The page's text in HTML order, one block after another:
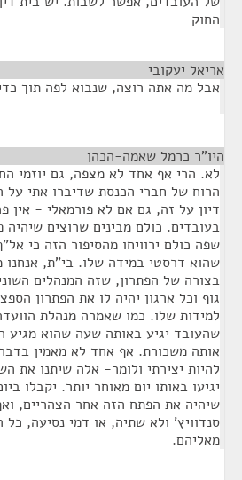
החוק - -
אריאל יעקובי
אבל מה אתה רוצה, שנבוא לפה תוך
-
היו"ר כרמל שאמה-הכהן
לא. הרי אף אחד לא מצפה, גם יוזמי
הרוח של חברי הכנסת שדיברו אתי על
דיון על זה, גם אם לא פורמאלי - אין
בעובדים. כולם מבינים שרוצים
שפה כולם ירוויחו מהסיפור הזה כי
שהוא דרסטי במידה שלו. בי"ת, אנחנו
בצורה של הפתרון, שזה המנהלים
גוף וכל ארגון יהיה לו את הפתרון
למידות שלו. כמו שאמרה מנהלת
שהעובד יגיע באותה שעה שהוא מגיע
אותה משכורת. אף אחד לא מאמין
להיות יצירתי ולומר- אלה שיתנו את
יגיעו באותו יום מאוחר יותר. יקבלו
שיהיה את הפתח הזה אחר הצהריים,
סנדוויץ' ולא שתיה, או דמי נסיעה,
מאליהם.